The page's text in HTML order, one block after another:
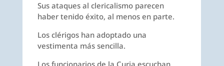
Sus ataques al clericalismo parecen
haber tenido éxito, al menos en parte.
Los clérigos han adoptado una
vestimenta más sencilla.